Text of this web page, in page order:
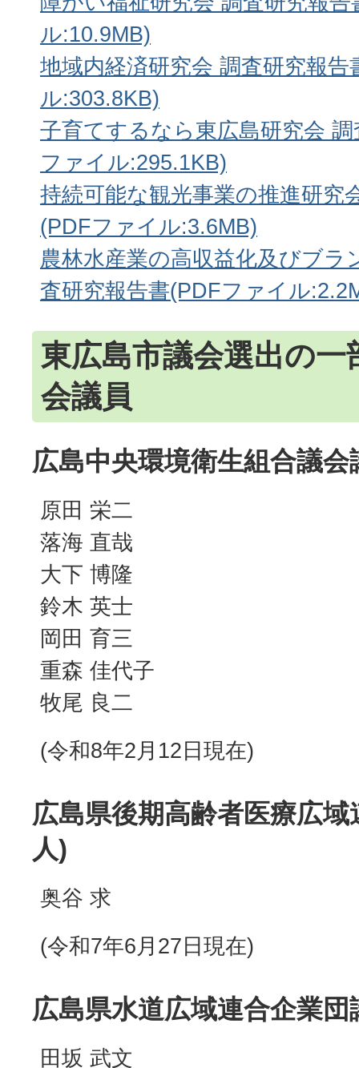
ル:10.9MB)
地域内経済研究会 調査研究報
ル:303.8KB)
子育てするなら東広島研究会
ファイル:295.1KB)
持続可能な観光事業の推進研究
(PDFファイル:3.6MB)
農林水産業の高収益化及びブラ
査研究報告書(PDFファイル
東広島市議会選出の一
会議員
広島中央環境衛生組合議会
原田 栄二
落海 直哉
大下 博隆
鈴木 英士
岡田 育三
重森 佳代子
牧尾 良二
(令和8年2月12日現在)
広島県後期高齢者医療広
人)
奥谷 求
(令和7年6月27日現在)
広島県水道広域連合企業
田坂 武文